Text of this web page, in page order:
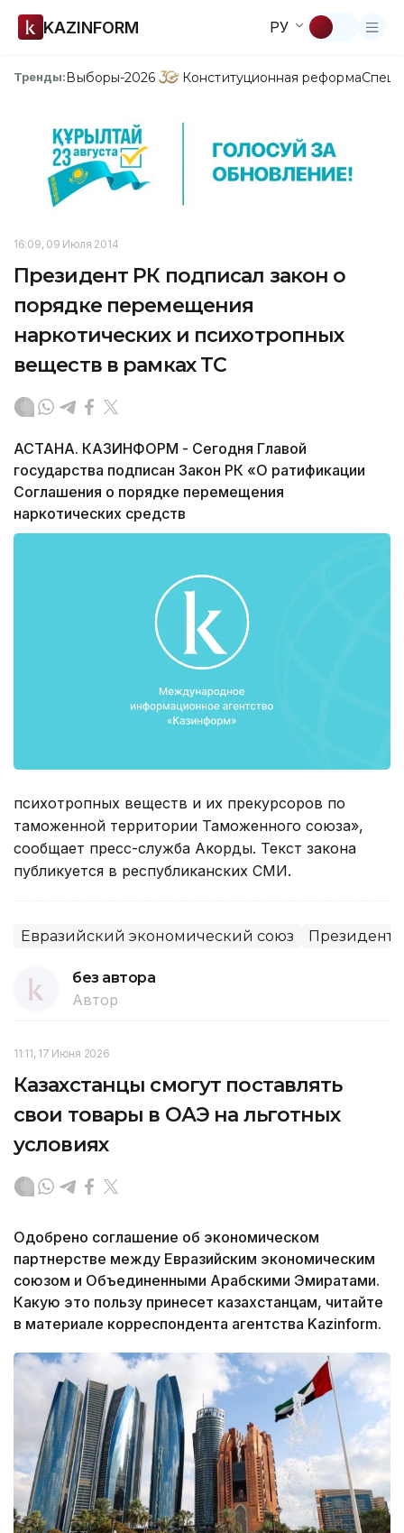
KAZINFORM РУ
Тренды:Выборы-2026 Конституционная реформа
16:09, 09 Июля 2014
Президент РК подписал закон о
порядке перемещения
наркотических и психотропных
веществ в рамках ТС
АСТАНА. КАЗИНФОРМ - Сегодня Главой
государства подписан Закон РК «О ратификации
Соглашения о порядке перемещения
наркотических средств
психотропных веществ и их прекурсоров по
таможенной территории Таможенного союза»,
сообщает пресс-служба Акорды. Текст закона
публикуется в республиканских СМИ.
Евразийский экономический союз Президент
без автора
Автор
11:11, 17 Июня 2026
Казахстанцы смогут поставлять
свои товары в ОАЭ на льготных
условиях
Одобрено соглашение об экономическом
партнерстве между Евразийским экономическим
союзом и Объединенными Арабскими Эмиратами.
Какую это пользу принесет казахстанцам, читайте
в материале корреспондента агентства Kazinform.